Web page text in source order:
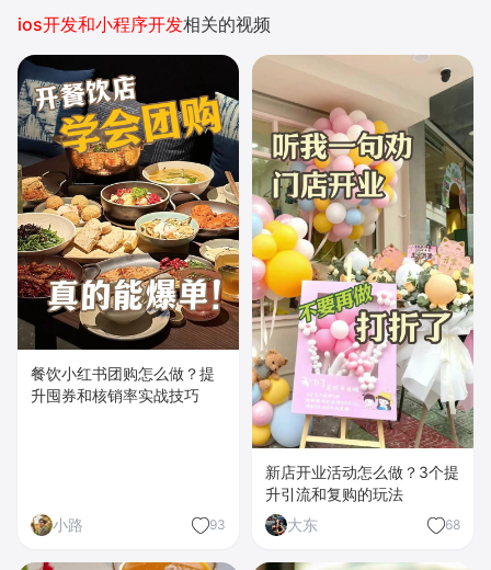
ios开发和小程序开发相关的视频
餐饮小红书团购怎么做？提
升囤券和核销率实战技巧
小路 93
新店开业活动怎么做？3个提
升引流和复购的玩法
大东
68